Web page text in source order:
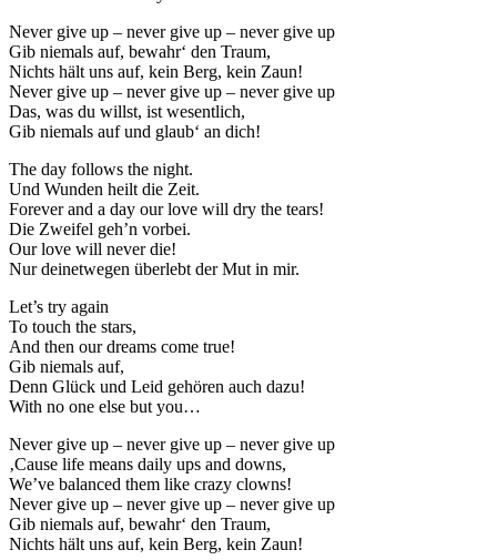
Never give up – never give up – never give up
Gib niemals auf, bewahr‘ den Traum,
Nichts hält uns auf, kein Berg, kein Zaun!
Never give up – never give up – never give up
Das, was du willst, ist wesentlich,
Gib niemals auf und glaub‘ an dich!
The day follows the night.
Und Wunden heilt die Zeit.
Forever and a day our love will dry the tears!
Die Zweifel geh’n vorbei.
Our love will never die!
Nur deinetwegen überlebt der Mut in mir.
Let’s try again
To touch the stars,
And then our dreams come true!
Gib niemals auf,
Denn Glück und Leid gehören auch dazu!
With no one else but you…
Never give up – never give up – never give up
‚Cause life means daily ups and downs,
We’ve balanced them like crazy clowns!
Never give up – never give up – never give up
Gib niemals auf, bewahr‘ den Traum,
Nichts hält uns auf, kein Berg, kein Zaun!